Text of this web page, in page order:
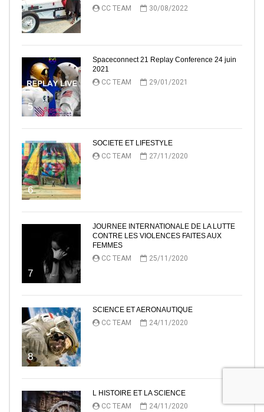
4
CC TEAM
30/08/2022
5
Spaceconnect 21 Replay Conference 24 juin
2021
CC TEAM
29/01/2021
6
SOCIETE ET LIFESTYLE
CC TEAM
27/11/2020
7
JOURNEE INTERNATIONALE DE LA LUTTE
CONTRE LES VIOLENCES FAITES AUX
FEMMES
CC TEAM
25/11/2020
8
SCIENCE ET AERONAUTIQUE
CC TEAM
24/11/2020
L HISTOIRE ET LA SCIENCE
CC TEAM
24/11/2020